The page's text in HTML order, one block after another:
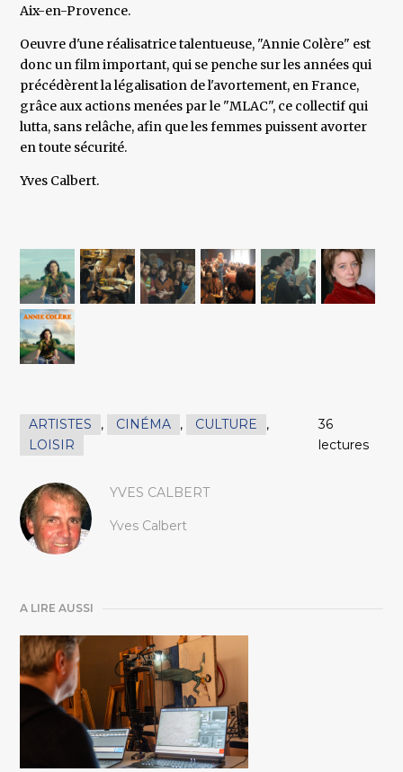
Aix-en-Provence.
Oeuvre d'une réalisatrice talentueuse, "Annie Colère" est
donc un film important, qui se penche sur les années qui
précédèrent la légalisation de l'avortement, en France,
grâce aux actions menées par le "MLAC", ce collectif qui
lutta, sans relâche, afin que les femmes puissent avorter
en toute sécurité.
Yves Calbert.
ARTISTES , CINÉMA , CULTURE
,
LOISIR
36
lectures
YVES CALBERT
Yves Calbert
A LIRE AUSSI